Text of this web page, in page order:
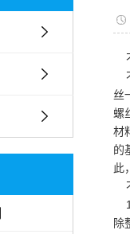
丝
螺
材
的
此
1
除